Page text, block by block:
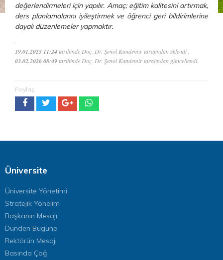
değerlendirmeleri için yapılır. Amaç; eğitim kalitesini artırmak,
ders planlamalarını iyileştirmek ve öğrenci geri bildirimlerine
dayalı düzenlemeler yapmaktır.
19.01.2025 11:24tarihinde Doç. Dr. Şenol Kandemir tarafından eklendi ,
03.02.2026 08:49tarihinde Doç. Dr. Şenol Kandemir tarafından güncellendi.
Paylaş
Üniversite
Üniversite Yönetimi
Stratejik Yönelim
Başkanın Mesajı
Dünden Bugüne
Rektörün Mesajı
Basında Çağ